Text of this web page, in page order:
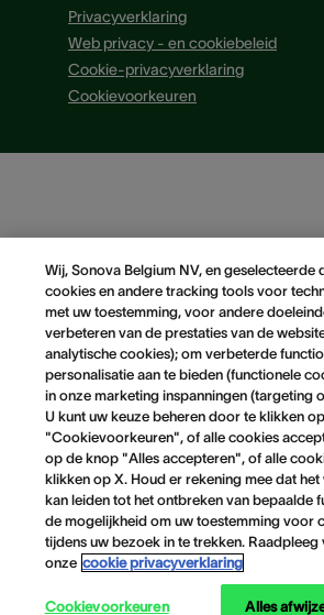
Privacyverklaring
Web privacy - en cookiebeleid
Cookie-privacyverklaring
Cookievoorkeuren
Wij, Sonova Belgium NV, en geselecteerde
cookies en andere tracking tools voor
met uw toestemming, voor andere
verbeteren van de prestaties van de
analytische cookies); om verbeterde
personalisatie aan te bieden (functionele
in onze marketing inspanningen (targeting
U kunt uw keuze beheren door te klikken
"Cookievoorkeuren", of alle cookies
op de knop "Alles accepteren", of alle
klikken op X. Houd er rekening mee dat
kan leiden tot het ontbreken van bepaalde
de mogelijkheid om uw toestemming voor
tijdens uw bezoek in te trekken.
onze cookie privacyverklaring
Cookievoorkeuren Alles